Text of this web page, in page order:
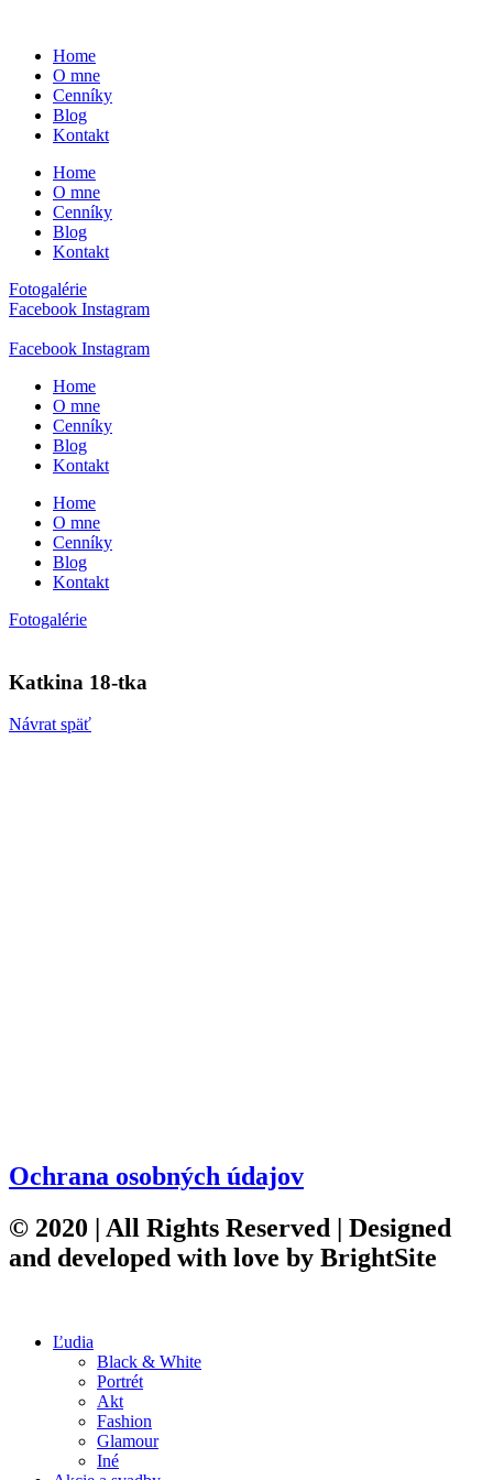
obsah
Home
O mne
Cenníky
Blog
Kontakt
Home
O mne
Cenníky
Blog
Kontakt
Fotogalérie
Facebook Instagram
Facebook Instagram
Home
O mne
Cenníky
Blog
Kontakt
Home
O mne
Cenníky
Blog
Kontakt
Fotogalérie
Katkina 18-tka
Návrat späť
Ochrana osobných údajov
© 2020 | All Rights Reserved | Designed
and developed with love by BrightSite
Ľudia
Black & White
Portrét
Akt
Fashion
Glamour
Iné